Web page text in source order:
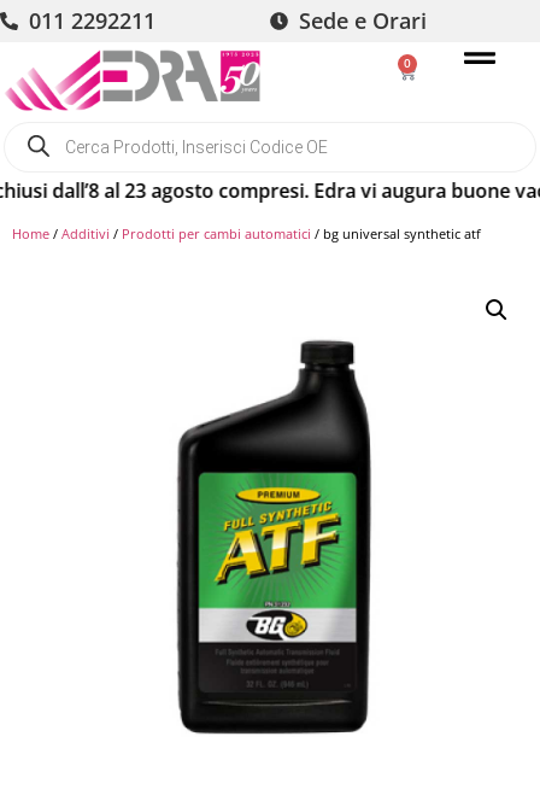
011 2292211 Sede e Orari
0
dall’8 al 23 agosto compresi. Edra vi augura buone
Home / Additivi / Prodotti per cambi automatici / bg universal synthetic atf